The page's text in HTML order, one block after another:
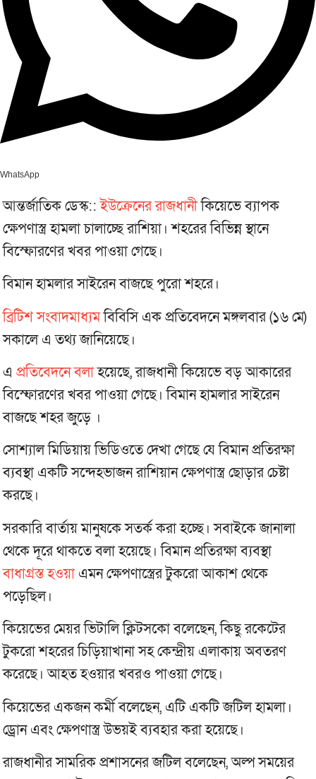
WhatsApp
আন্তর্জাতিক ডেস্ক::ইউক্রেনের রাজধানীকিয়েভে ব্যাপক
ক্ষেপণাস্ত্র হামলা চালাচ্ছে রাশিয়া। শহরের বিভিন্ন স্থানে
বিস্ফোরণের খবর পাওয়া গেছে।
বিমান হামলার সাইরেন বাজছে পুরো শহরে।
ব্রিটিশ সংবাদমাধ্যমবিবিসি এক প্রতিবেদনে মঙ্গলবার (১৬ মে)
সকালে এ তথ্য জানিয়েছে।
এ প্রতিবেদনে বলাহয়েছে, রাজধানী কিয়েভে বড় আকারের
বিস্ফোরণের খবর পাওয়া গেছে। বিমান হামলার সাইরেন
বাজছে শহর জুড়ে ।
সোশ্যাল মিডিয়ায় ভিডিওতে দেখা গেছে যে বিমান প্রতিরক্ষা
ব্যবস্থা একটি সন্দেহভাজন রাশিয়ান ক্ষেপণাস্ত্র ছোড়ার চেষ্টা
করছে।
সরকারি বার্তায় মানুষকে সতর্ক করা হচ্ছে। সবাইকে জানালা
থেকে দূরে থাকতে বলা হয়েছে। বিমান প্রতিরক্ষা ব্যবস্থা
বাধাগ্রস্ত হওয়াএমন ক্ষেপণাস্ত্রের টুকরো আকাশ থেকে
পড়েছিল।
কিয়েভের মেয়র ভিটালি ক্লিটসকো বলেছেন, কিছু রকেটের
টুকরো শহরের চিড়িয়াখানা সহ কেন্দ্রীয় এলাকায় অবতরণ
করেছে। আহত হওয়ার খবরও পাওয়া গেছে।
কিয়েভের একজন কর্মী বলেছেন, এটি একটি জটিল হামলা।
ড্রোন এবং ক্ষেপণাস্ত্র উভয়ই ব্যবহার করা হয়েছে।
রাজধানীর সামরিক প্রশাসনের জটিল বলেছেন, অল্প সময়ের